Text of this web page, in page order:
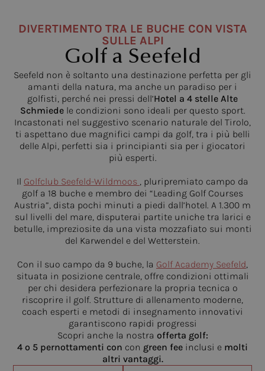
DIVERTIMENTO TRA LE BUCHE CON VISTA
SULLE ALPI
Golf a Seefeld
Seefeld non è soltanto una destinazione perfetta per gli
amanti della natura, ma anche un paradiso per i
golfisti, perché nei pressi dell’Hotel a 4 stelle Alte
Schmiedele condizioni sono ideali per questo sport.
Incastonati nel suggestivo scenario naturale del Tirolo,
ti aspettano due magnifici campi da golf, tra i più belli
delle Alpi, perfetti sia i principianti sia per i giocatori
più esperti.
Il Golfclub Seefeld-Wildmoos , pluripremiato campo da
golf a 18 buche e membro dei “Leading Golf Courses
Austria”, dista pochi minuti a piedi dall’hotel. A 1.300 m
sul livelli del mare, disputerai partite uniche tra larici e
betulle, impreziosite da una vista mozzafiato sui monti
del Karwendel e del Wetterstein.
Con il suo campo da 9 buche, la Golf Academy Seefeld,
situata in posizione centrale, offre condizioni ottimali
per chi desidera perfezionare la propria tecnica o
riscoprire il golf. Strutture di allenamento moderne,
coach esperti e metodi di insegnamento innovativi
garantiscono rapidi progressi
Scopri anche la nostra offerta golf:
4 o 5 pernottamenti con con green fee inclusi e molti
altri vantaggi.